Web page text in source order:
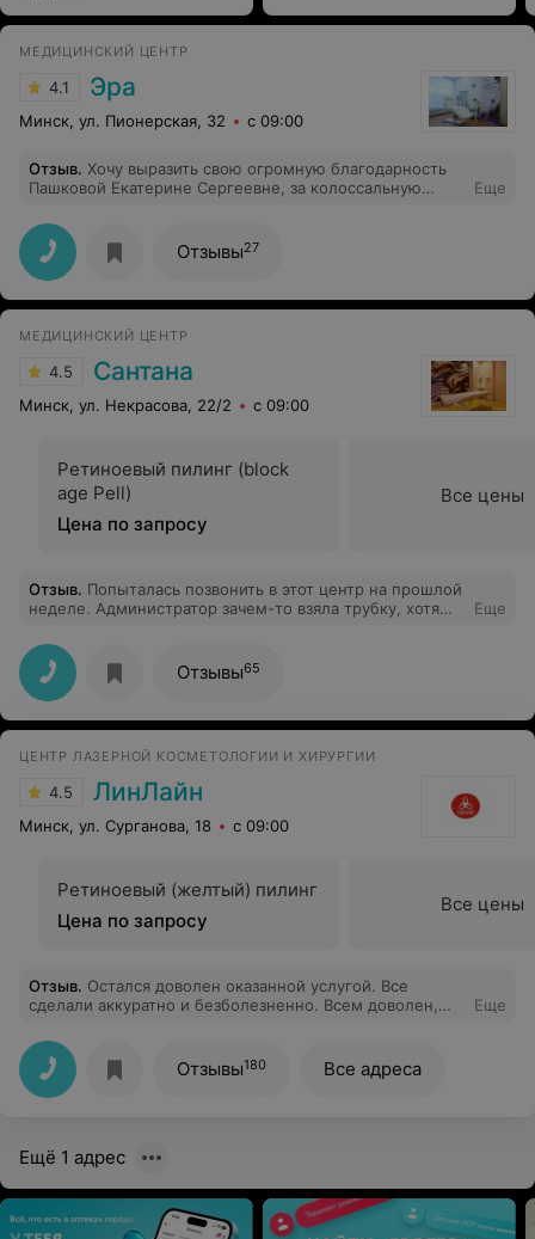
МЕДИЦИНСКИЙ ЦЕНТР
4.1 Эра
Минск, ул. Пионерская, 32 с 09:00
Отзыв. Хочу выразить свою огромную благодарность
Пашковой Екатерине Сергеевне, за колоссальную
врачебную этику и за профессионализм своего дела.
Спасибо Вам за Вашу бесконечную доброту и теплое
отношение. Желаю Вам всего самого наилучшего и
только благодарных пациентов!
Еще
Отзывы27
МЕДИЦИНСКИЙ ЦЕНТР
4.5 Сантана
Минск, ул. Некрасова, 22/2 с 09:00
Ретиноевый пилинг (block
age Pell)
Цена по запросу
Все цены
Отзыв. Попыталась позвонить в этот центр на прошлой
неделе. Администратор зачем-то взяла трубку, хотя
что-то вроде "подождите минуточку", а потом и вовсе
бросила трубку. В подобной ситуации как-то
рассчитываешь на обратный звонок, но тоже нет.
Спасибо, у меня всё.
Еще
Отзывы65
ЦЕНТР ЛАЗЕРНОЙ КОСМЕТОЛОГИИ И ХИРУРГИИ
4.5 ЛинЛайн
Минск, ул. Сурганова, 18 с 09:00
Ретиноевый (желтый) пилинг
Цена по запросу
Все цены
Отзыв. Остался доволен оказанной услугой. Все
сделали аккуратно и безболезненно. Всем доволен,
Рекомендую ЛинЛайн!
Еще
Отзывы180 Все адреса
Ещё 1 адрес